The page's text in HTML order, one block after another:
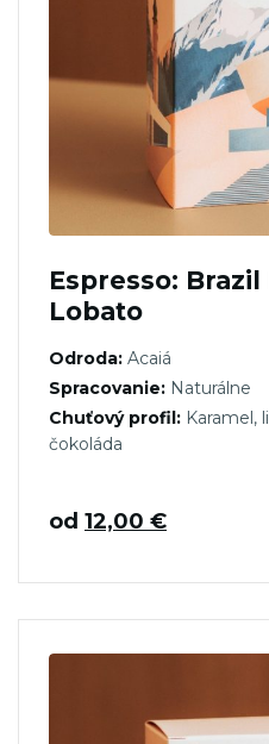
Espresso:
Lobato
Odroda: Acaiá
Spracovanie: Naturálne
Chuťový profil: Karamel,
čokoláda
od 12,00 €